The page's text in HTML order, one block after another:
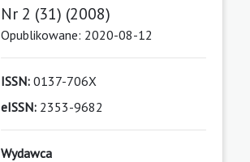
Nr 2 (31) (2008)
Opublikowane: 2020-08-12
ISSN:0137-706X
eISSN:2353-9682
Wydawca